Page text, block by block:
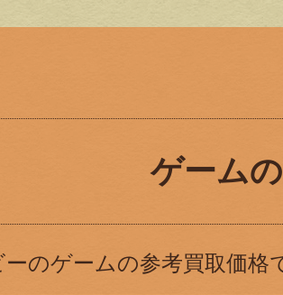
ゲーム
のゲームの参考買取価格